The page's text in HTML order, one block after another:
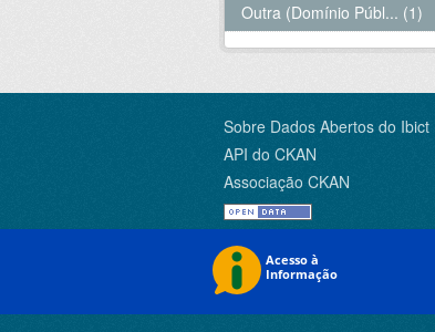
Outra (Domínio Públ... (1)
Sobre Dados Abertos do Ibict
API do CKAN
Associação CKAN